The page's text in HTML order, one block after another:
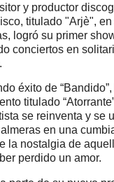
y productor
titulado "Arjè",
logró su primer
conciertos en
éxito de
titulado
se reinventa y se
en una
la nostalgia de
perdido un amor.